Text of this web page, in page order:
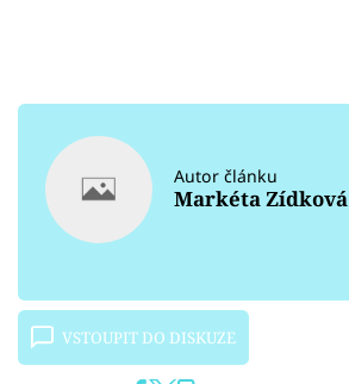
Autor článku
Markéta Zídková
VSTOUPIT DO DISKUZE